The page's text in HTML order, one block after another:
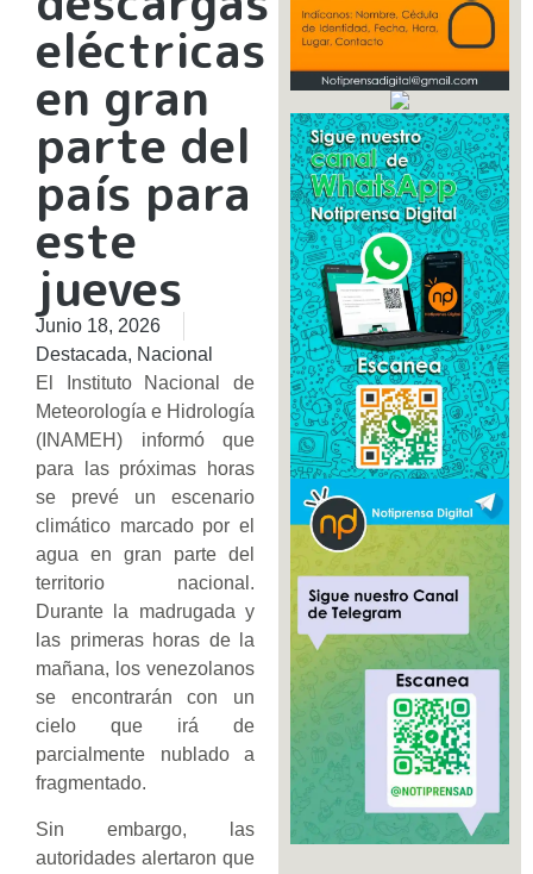
eléctricas
en gran
parte del
país para
este
jueves
Junio 18, 2026
Destacada, Nacional
El Instituto Nacional de
Meteorología e Hidrología
(INAMEH) informó que
para las próximas horas
se prevé un escenario
climático marcado por el
agua en gran parte del
territorio nacional.
Durante la madrugada y
las primeras horas de la
mañana, los venezolanos
se encontrarán con un
cielo que irá de
parcialmente nublado a
fragmentado.
Sin embargo, las
autoridades alertaron que